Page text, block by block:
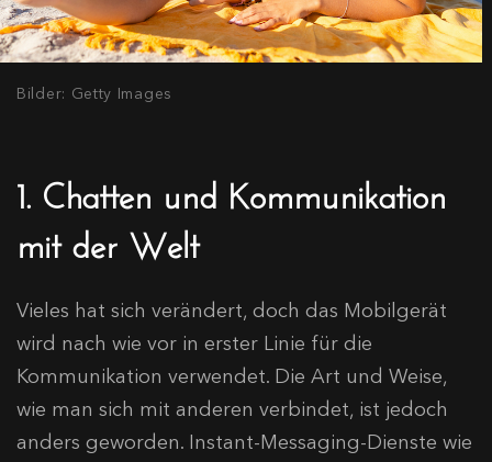
Bilder: Getty Images
1. Chatten und Kommunikation
mit der Welt
Vieles hat sich verändert, doch das Mobilgerät
wird nach wie vor in erster Linie für die
Kommunikation verwendet. Die Art und Weise,
wie man sich mit anderen verbindet, ist jedoch
anders geworden. Instant-Messaging-Dienste wie